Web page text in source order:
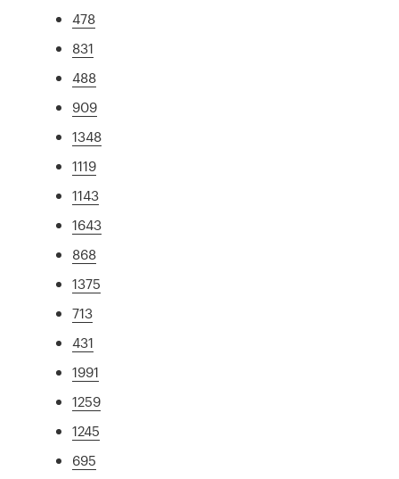
478
831
488
909
1348
1119
1143
1643
868
1375
713
431
1991
1259
1245
695